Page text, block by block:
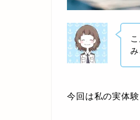
今回は私の実体験